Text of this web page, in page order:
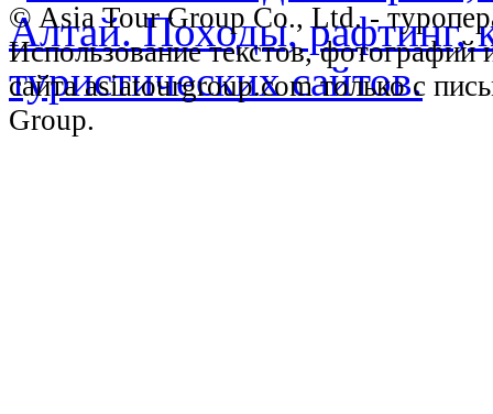
© Asia Tour Group Co., Ltd. -
Использование текстов,
сайта asiatourgroup.com только с
Group.